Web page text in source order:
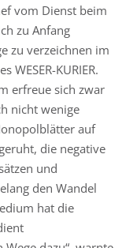
vom Dienst beim
zu Anfang
zu verzeichnen im
KURIER.
erfreue sich zwar
nicht wenige
auf
die negative
und
den Wandel
hat die